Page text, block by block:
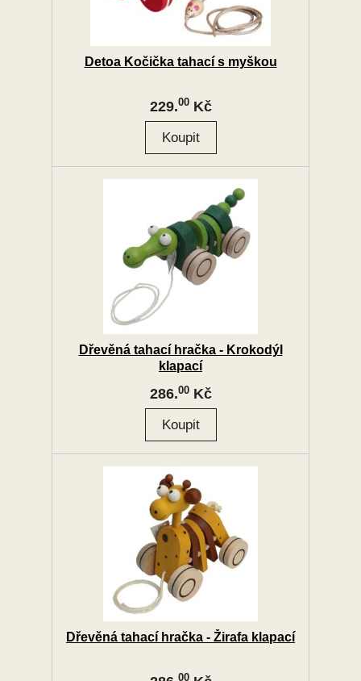
Detoa Kočička tahací s myškou
229.00Kč
Dřevěná tahací hračka - Krokodýl
klapací
286.00Kč
Dřevěná tahací hračka - Žirafa klapací
00